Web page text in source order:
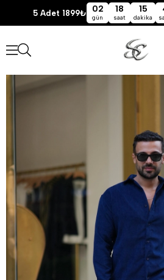
5 Adet 1899₺ 02
gün
18
saat
15
dakika